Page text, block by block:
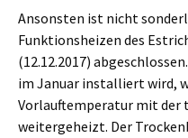
Ansonsten ist nicht
Funktionsheizen des
(12.12.2017)
im Januar installiert wird,
Vorlauftemperatur mit der
weitergeheizt. Der